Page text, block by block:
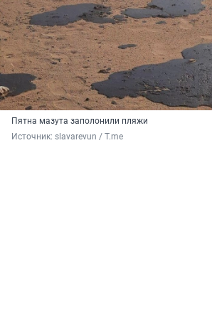
Пятна мазута заполонили пляжи
Источник: slavarevun / T.me